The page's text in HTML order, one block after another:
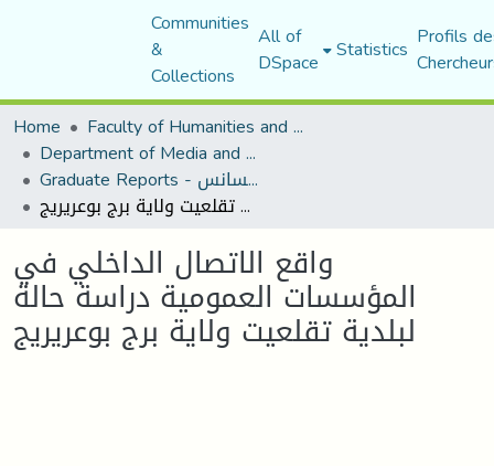
Communities
&
Collections
All of
DSpace Statistics Profils
Home
Faculty of Humanities and Social Sciences
Department of Media and Communication Studies
Graduate Reports - تقارير الليسانس
واقع الاتصال الداخلي في المؤسسات العمومية دراسة حالة لبلدية تقلعيت ولاية برج بوعريريج
واقع الاتصال الداخلي في
المؤسسات العمومية دراسة حالة
لبلدية تقلعيت ولاية برج بوعريريج